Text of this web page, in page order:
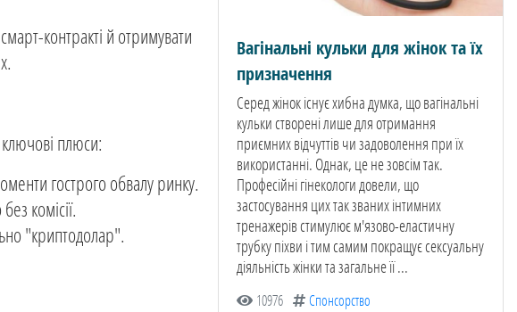
контракті й отримувати
плюси:
гострого обвалу ринку.
комісії.
"криптодолар".
Вагінальні кульки для жінок та їх
призначення
Серед жінок існує хибна думка, що вагінальні
кульки створені лише для отримання
приємних відчуттів чи задоволення при їх
використанні. Однак, це не зовсім так.
Професійні гінекологи довели, що
застосування цих так званих інтимних
тренажерів стимулює м'язово-еластичну
трубку піхви і тим самим покращує сексуальну
діяльність жінки та загальне її ...
10976 Спонсорство